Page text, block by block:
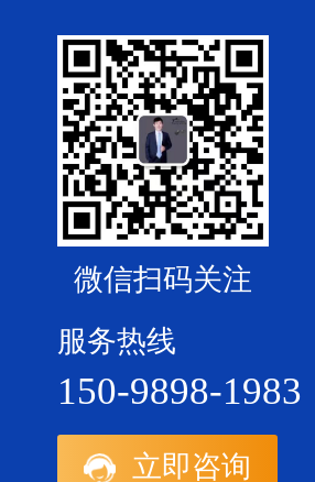
微信扫码关注
服务热线
150-9898-1983
立即咨询